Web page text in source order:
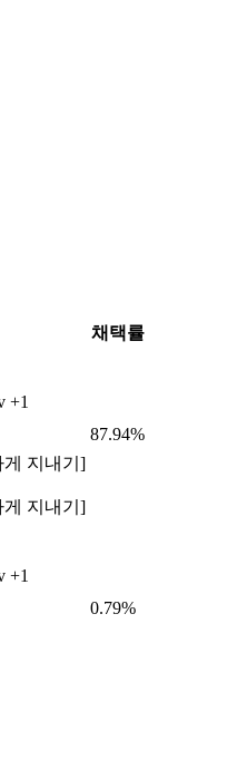
채택률
+1
게 지내기]
게 지내기]
87.94%
+1
0.79%